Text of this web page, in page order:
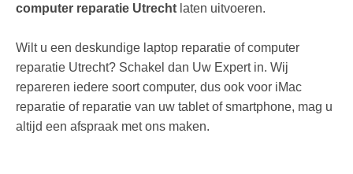
computer reparatie Utrecht laten uitvoeren.
Wilt u een deskundige laptop reparatie of computer
reparatie Utrecht? Schakel dan Uw Expert in. Wij
repareren iedere soort computer, dus ook voor iMac
reparatie of reparatie van uw tablet of smartphone, mag u
altijd een afspraak met ons maken.